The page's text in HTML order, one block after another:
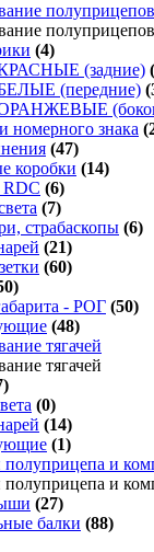
полуприцепов
полуприцепов
(4)
(задние)
(передние)
ОРАНЖЕВЫЕ
номерного знака
(47)
коробки (14)
RDC (6)
(7)
страбаскопы (6)
(21)
(60)
- РОГ (50)
(48)
тягачей
тягачей
(0)
(14)
(1)
и
и
(27)
балки (88)